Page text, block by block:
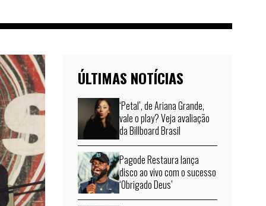
ÚLTIMAS NOTÍCIAS
‘Petal’, de Ariana Grande,
vale o play? Veja avaliação
da Billboard Brasil
Pagode Restaura lança
disco ao vivo com o sucesso
‘Obrigado Deus’